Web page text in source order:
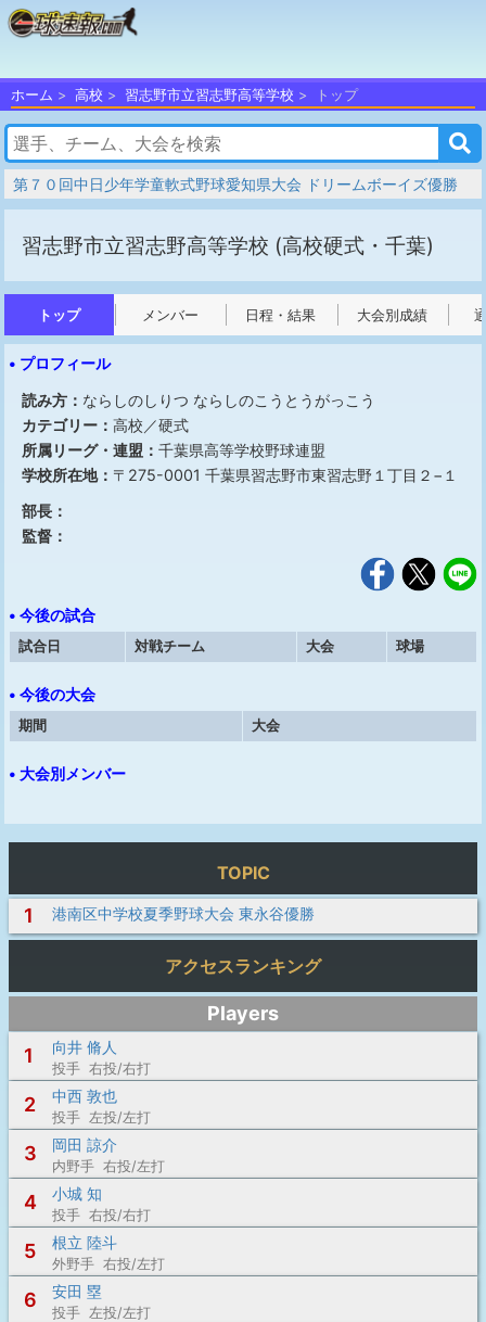
ホーム 高校 習志野市立習志野高等学校 トップ
第７０回中日少年学童軟式野球愛知県大会 ドリームボーイズ優勝
習志野市立習志野高等学校 (高校硬式・千葉)
トップ メンバー 日程・結果 大会別成績
• プロフィール
読み方： ならしのしりつ ならしのこうとうがっこう
カテゴリー： 高校／硬式
所属リーグ・連盟： 千葉県高等学校野球連盟
学校所在地： 〒275-0001 千葉県習志野市東習志野１丁目２−１
部長：
監督：
• 今後の試合
試合日
対戦チーム 大会 球場
• 今後の大会
期間
大会
• 大会別メンバー
TOPIC
1 港南区中学校夏季野球大会 東永谷優勝
アクセスランキング
Players
1
向井 脩人
投手 右投/右打
2 中西 敦也
投手 左投/左打
3 岡田 諒介
内野手 右投/左打
4 小城 知
投手 右投/右打
5 根立 陸斗
外野手 右投/左打
6 安田 塁
投手 左投/左打